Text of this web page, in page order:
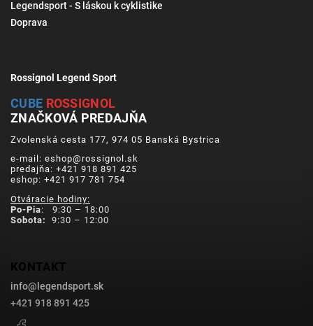
Legendsport - S láskou k cyklistike
Doprava
Rossignol Legend Sport
CUBE ROSSIGNOL
ZNAČKOVÁ PREDAJŇA
Zvolenská cesta 177, 974 05 Banská Bystrica
e-mail: eshop@rossignol.sk
predajňa: +421 918 891 425
eshop: +421 917 781 754
Otváracie hodiny:
Po-Pia: 9:30 – 18:00
Sobota:
9:30 – 12:00
KONTAKT
info@ legendsport.sk
+421 918 891 425